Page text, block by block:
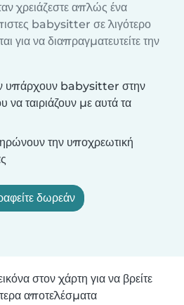
χρειάζεστε απλώς ένα
babysitter σε λιγότερο
για να διαπραγματευτείτε την
υπάρχουν babysitter στην
ταιριάζουν με αυτά τα
την υποχρεωτική
δωρεάν
στον χάρτη για να βρείτε
αποτελέσματα